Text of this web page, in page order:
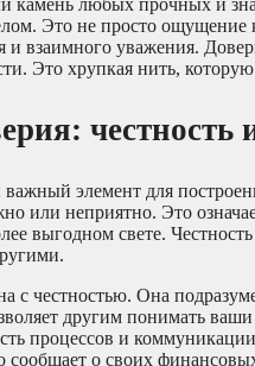
камень любых прочных и
Это не просто ощущение
и взаимного уважения.
Это хрупкая нить,
честность
элемент для
или неприятно. Это
выгодном свете.
с честностью. Она
другим понимать
процессов и
о своих